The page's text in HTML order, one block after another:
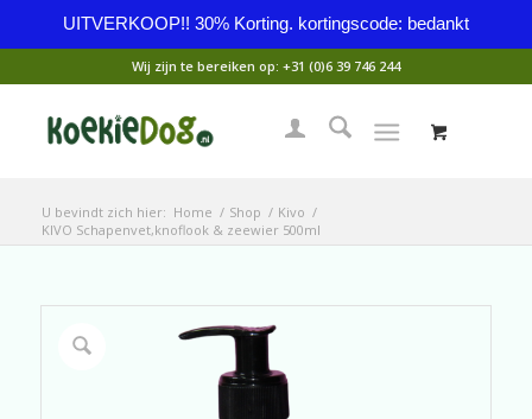
UITVERKOOP!! 30% Korting. kortingscode: bedankt
Wij zijn te bereiken op: +31 (0)6 39 746 244
U bevindt zich hier: Home / Shop / Kivo /
KIVO Schapenvet,knoflook & zeewier 500ml